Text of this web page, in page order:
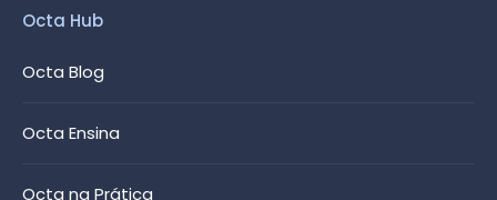
Octa Hub
Octa Blog
Octa Ensina
Octa na Prática